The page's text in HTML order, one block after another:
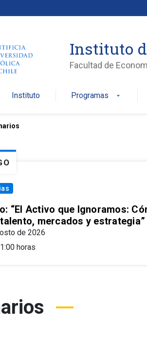
Instituto
Facultad de
Instituto Programas arrow_drop_down
“El Activo que Ignoramos:
mercados y estrategia”
de 2026
horas